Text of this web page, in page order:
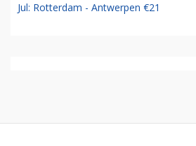
Jul: Rotterdam - Antwerpen €21